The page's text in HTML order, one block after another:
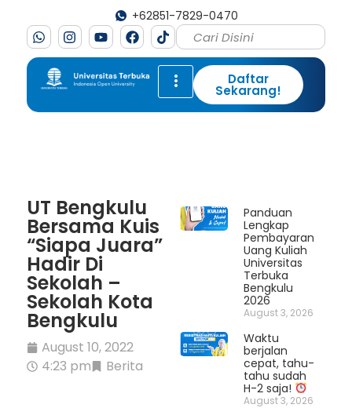
+62851-7829-0470
Daftar
Sekarang!
UT Bengkulu
Bersama Kuis
“Siapa Juara”
Hadir Di
Sekolah –
Sekolah Kota
Bengkulu
August 10, 2022
4:23 pm
Berita
Panduan
Lengkap
Pembayaran
Uang Kuliah
Universitas
Terbuka
Bengkulu
2026
August 3, 2026
Waktu
berjalan
cepat, tahu-
tahu sudah
H-2 saja!
August 3, 2026